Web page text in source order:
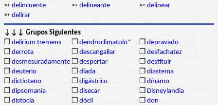
➳ delincuente ➳ delineante ➳ delinear
➳ delirar
↓↓↓ Grupos Siguientes
❒ delirium tremens ❒ dendroclimatolo* ❒ depravado
❒ derrota ❒ descangallar ❒ desfachatez
❒ desmesuradamente ❒ despertar ❒ destituir
❒ deuterio ❒ díada ❒ diastema
❒ dictioteno ❒ digástrico ❒ dínamo
❒ dipsomanía ❒ disecar ❒ Disneylandia
❒ distocia ❒ dócil ❒ don